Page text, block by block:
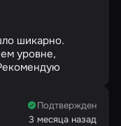
шикарно.
уровне,
Подтвержден
3 месяца назад